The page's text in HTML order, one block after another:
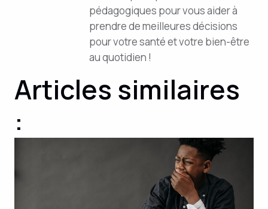
pédagogiques pour vous aider à
prendre de meilleures décisions
pour votre santé et votre bien-être
au quotidien !
Articles similaires
: